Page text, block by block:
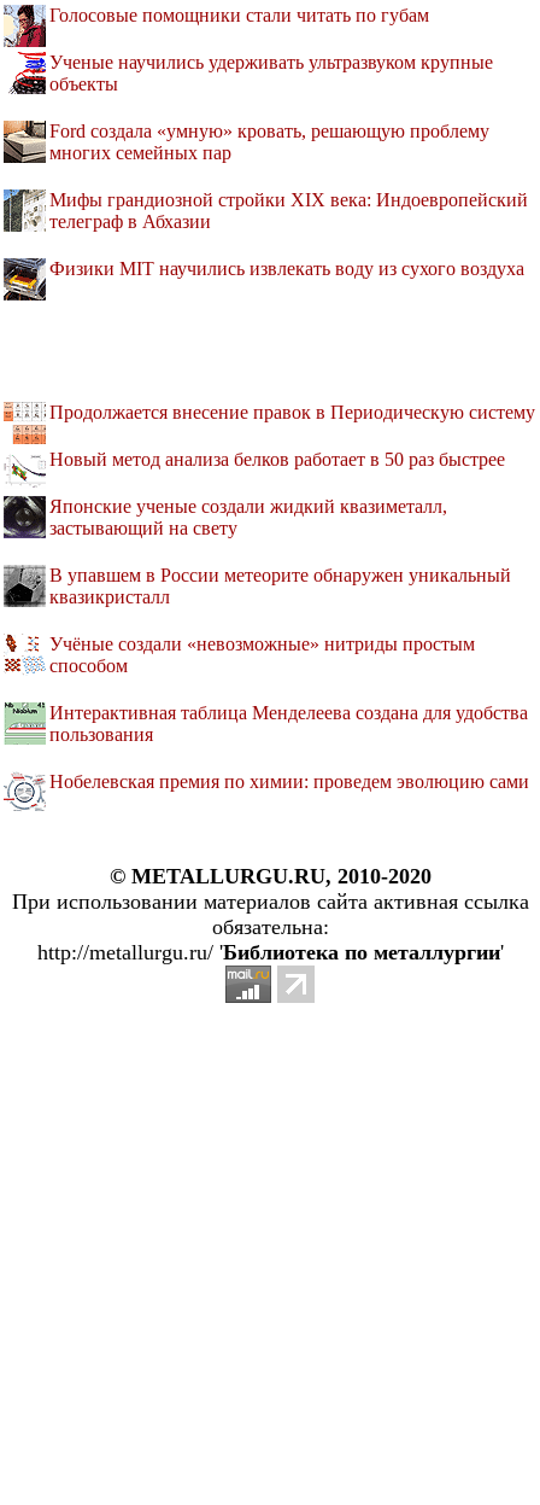
Голосовые помощники стали читать по губам
Ученые научились удерживать ультразвуком крупные
объекты
Ford создала «умную» кровать, решающую проблему
многих семейных пар
Мифы грандиозной стройки XIX века: Индоевропейский
телеграф в Абхазии
Физики MIT научились извлекать воду из сухого воздуха
Продолжается внесение правок в Периодическую систему
Новый метод анализа белков работает в 50 раз быстрее
Японские ученые создали жидкий квазиметалл,
застывающий на свету
В упавшем в России метеорите обнаружен уникальный
квазикристалл
Учёные создали «невозможные» нитриды простым
способом
Интерактивная таблица Менделеева создана для удобства
пользования
Нобелевская премия по химии: проведем эволюцию сами
© METALLURGU.RU, 2010-2020
При использовании материалов сайта активная ссылка
обязательна:
http://metallurgu.ru/ 'Библиотека по металлургии'